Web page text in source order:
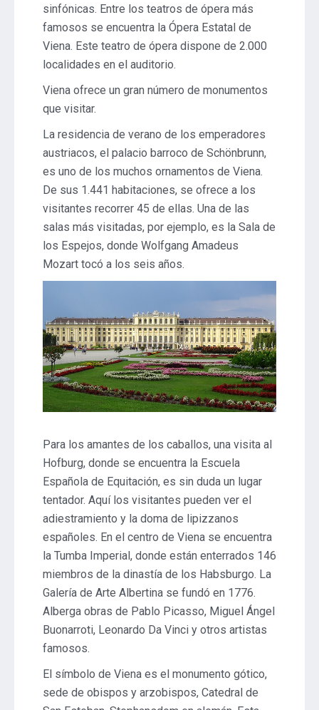
sinfónicas. Entre los teatros de ópera más
famosos se encuentra la Ópera Estatal de
Viena. Este teatro de ópera dispone de 2.000
localidades en el auditorio.
Viena ofrece un gran número de monumentos
que visitar.
La residencia de verano de los emperadores
austriacos, el palacio barroco de Schönbrunn,
es uno de los muchos ornamentos de Viena.
De sus 1.441 habitaciones, se ofrece a los
visitantes recorrer 45 de ellas. Una de las
salas más visitadas, por ejemplo, es la Sala de
los Espejos, donde Wolfgang Amadeus
Mozart tocó a los seis años.
Para los amantes de los caballos, una visita al
Hofburg, donde se encuentra la Escuela
Española de Equitación, es sin duda un lugar
tentador. Aquí los visitantes pueden ver el
adiestramiento y la doma de lipizzanos
españoles. En el centro de Viena se encuentra
la Tumba Imperial, donde están enterrados 146
miembros de la dinastía de los Habsburgo. La
Galería de Arte Albertina se fundó en 1776.
Alberga obras de Pablo Picasso, Miguel Ángel
Buonarroti, Leonardo Da Vinci y otros artistas
famosos.
El símbolo de Viena es el monumento gótico,
sede de obispos y arzobispos, Catedral de